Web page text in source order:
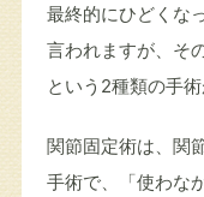
最終的にひどくな
言われますが、そ
という2種類の手術
関節固定術は、関
手術で、「使わな